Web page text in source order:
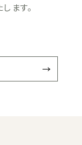
ます。